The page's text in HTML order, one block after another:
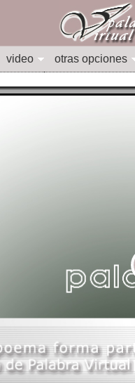
video otras opciones